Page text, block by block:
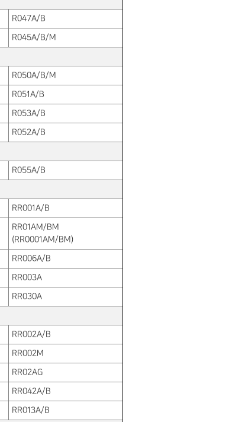
R047A/B
R045A/B/M
R050A/B/M
R051A/B
R053A/B
R052A/B
R055A/B
RR001A/B
RR01AM/BM
(RR0001AM/BM)
RR006A/B
RR003A
RR030A
RR002A/B
RR002M
RR02AG
RR042A/B
RR013A/B